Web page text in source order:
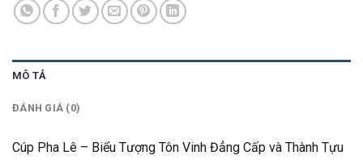
MÔ TẢ
ĐÁNH GIÁ (0)
Cúp Pha Lê – Biểu Tượng Tôn Vinh Đẳng Cấp và Thành Tựu